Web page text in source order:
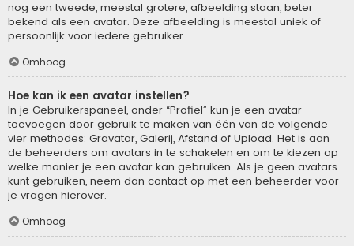
nog een tweede, meestal grotere, afbeelding staan, beter
bekend als een avatar. Deze afbeelding is meestal uniek of
persoonlijk voor iedere gebruiker.
Omhoog
Hoe kan ik een avatar instellen?
In je Gebruikerspaneel, onder “Profiel” kun je een avatar
toevoegen door gebruik te maken van één van de volgende
vier methodes: Gravatar, Galerij, Afstand of Upload. Het is aan
de beheerders om avatars in te schakelen en om te kiezen op
welke manier je een avatar kan gebruiken. Als je geen avatars
kunt gebruiken, neem dan contact op met een beheerder voor
je vragen hierover.
Omhoog